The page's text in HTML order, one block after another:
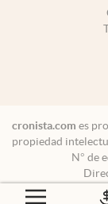
cronista.com es
propiedad
N° de